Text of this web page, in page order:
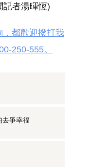
記者湯暉恆)
都歡迎撥打我
250-555。
去爭幸福